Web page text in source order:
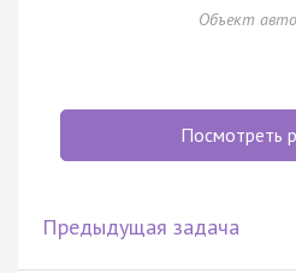
Объект
Посмотреть
Предыдущая задача